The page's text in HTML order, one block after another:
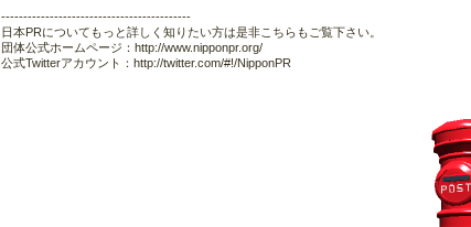
-------------------------------------------
日本PRについてもっと詳しく知りたい方は是非こちらもご覧下さい。
団体公式ホームページ：http://www.nipponpr.org/
公式Twitterアカウント：http://twitter.com/#!/NipponPR